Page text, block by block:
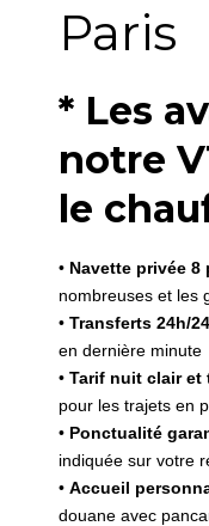
Paris
* Les
notre
le
• Navette privée 8
nombreuses et les
• Transferts 24h/
en dernière minute
• Tarif nuit clair et
pour les trajets en
• Ponctualité
indiquée sur votre
• Accueil
douane avec